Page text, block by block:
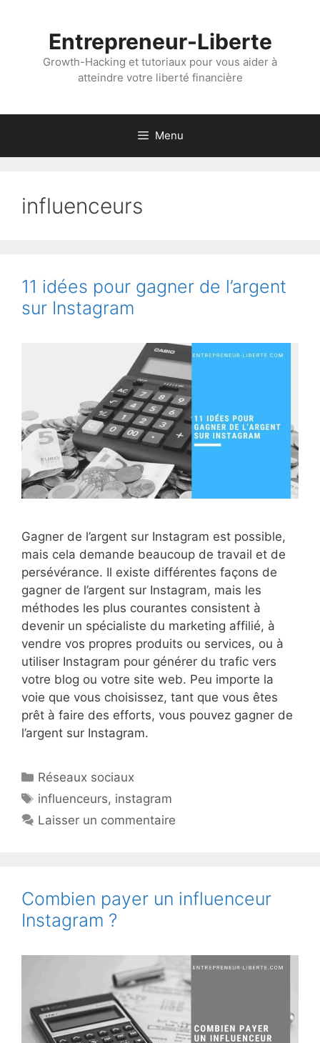
Entrepreneur-Liberte
Growth-Hacking et tutoriaux pour vous aider à
atteindre votre liberté financière
Menu
influenceurs
11 idées pour gagner de l’argent
sur Instagram
Gagner de l’argent sur Instagram est possible,
mais cela demande beaucoup de travail et de
persévérance. Il existe différentes façons de
gagner de l’argent sur Instagram, mais les
méthodes les plus courantes consistent à
devenir un spécialiste du marketing affilié, à
vendre vos propres produits ou services, ou à
utiliser Instagram pour générer du trafic vers
votre blog ou votre site web. Peu importe la
voie que vous choisissez, tant que vous êtes
prêt à faire des efforts, vous pouvez gagner de
l’argent sur Instagram.
Catégories
Réseaux sociaux
Étiquettes
influenceurs, instagram
Laisser un commentaire
Combien payer un influenceur
Instagram ?